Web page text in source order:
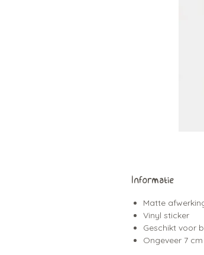
Informatie
Matte
Vinyl sticker
Geschikt voor
Ongeveer 7